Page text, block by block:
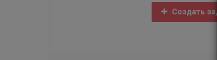
Создать